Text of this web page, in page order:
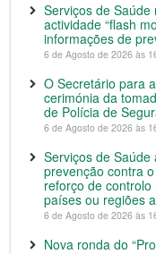
Serviços de
actividade “flash
informações de
6 de Agosto de 2026 às
O Secretário para
cerimónia da
de Polícia de
6 de Agosto de 2026 às
Serviços de
prevenção contra
reforço de
países ou regiões
6 de Agosto de 2026 às
Nova ronda do